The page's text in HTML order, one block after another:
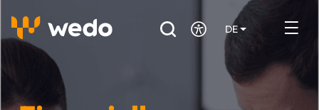
DE
FR
Verzeichnis der Handwerker